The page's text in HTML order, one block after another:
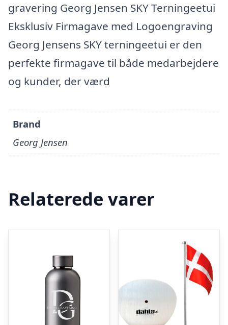
gravering Georg Jensen SKY Terningeetui
Eksklusiv Firmagave med Logoengraving
Georg Jensens SKY terningeetui er den
perfekte firmagave til både medarbejdere
og kunder, der værd
Brand
Georg Jensen
Relaterede varer